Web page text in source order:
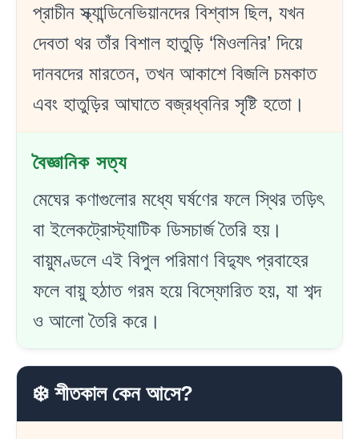
প্রাচীন স্ক্যান্ডিনেভিয়ানদের বিশ্বাস ছিল, যখন
দেবতা থর তাঁর বিশাল হাতুড়ি ‘মিওলনির’ দিয়ে
দানবদের মারতেন, তখন আকাশে বিজলি চমকাত
এবং হাতুড়ির আঘাতে বজ্রধ্বনির সৃষ্টি হতো।
বৈজ্ঞানিক সত্য
মেঘের কণাগুলোর মধ্যে ঘর্ষণের ফলে স্থির তড়িৎ
বা ইলেকট্রোস্ট্যাটিক ডিসচার্জ তৈরি হয়।
বায়ুমণ্ডলে এই বিপুল পরিমাণ বিদ্যুৎ প্রবাহের
ফলে বায়ু হঠাত গরম হয়ে বিস্ফোরিত হয়, যা শব্দ
ও আলো তৈরি করে।
❄️ শীতকাল কেন আসে?